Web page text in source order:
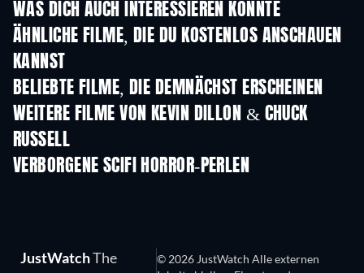
WAS DICH AUCH INTERESSIEREN KÖNNTE
ÄHNLICHE FILME, DIE DU KOSTENLOS ANSCHAUEN
KANNST
BELIEBTE FILME, DIE DEMNÄCHST ERSCHEINEN
WEITERE FILME VON KEVIN DILLON & CHUCK
RUSSELL
VERBORGENE SCIFI HORROR-PERLEN
JustWatchThe
© 2026 JustWatch Alle externen